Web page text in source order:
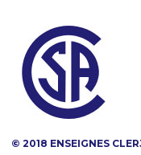
© 2018 ENSEIGNES